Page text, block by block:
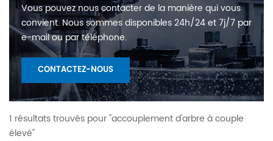
Vous pouvez nous contacter de la manière qui vous
convient. Nous sommes disponibles 24h/24 et 7j/7 par
e-mail ou par téléphone.
CONTACTEZ-NOUS
1 résultats trouvés pour "accouplement d'arbre à couple
élevé"